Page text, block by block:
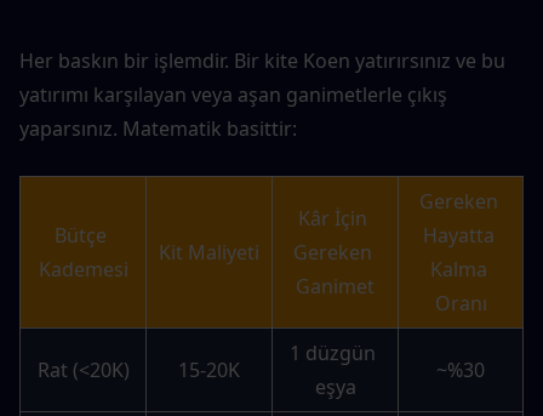
Her baskın bir işlemdir. Bir kite Koen yatırırsınız ve bu
yatırımı karşılayan veya aşan ganimetlerle çıkış
yaparsınız. Matematik basittir:
Bütçe
Kademesi
Kit Maliyeti
Kâr İçin
Gereken
Ganimet
Gereken
Hayatta
Kalma
Oranı
Rat (<20K) 15-20K
1 düzgün
eşya
~%30